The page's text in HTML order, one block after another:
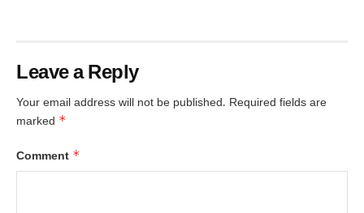
Leave a Reply
Your email address will not be published. Required fields are
marked *
Comment *